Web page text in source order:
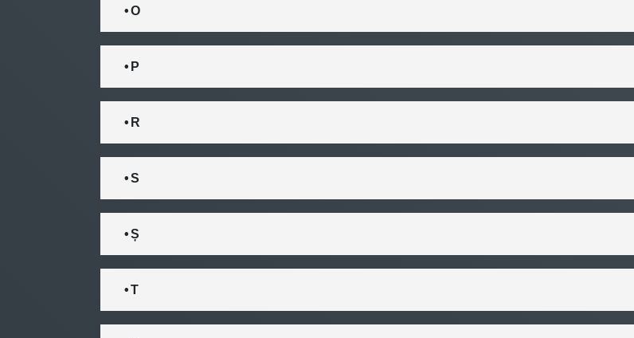
• O
• P
• R
• S
• Ș
• T